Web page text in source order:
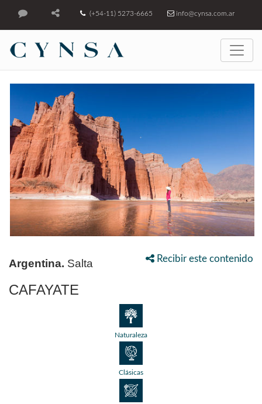
(+54-11) 5273-6665 info@cynsa.com.ar
Recibir este contenido
Argentina. Salta
CAFAYATE
Naturaleza
Clásicas